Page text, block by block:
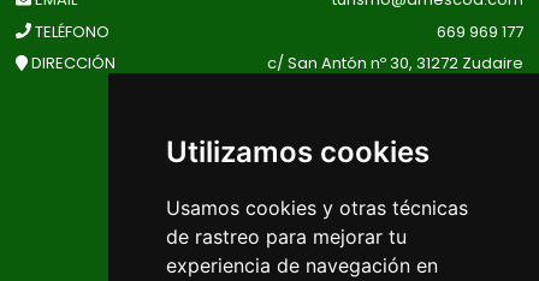
Utilizamos cookies
Usamos cookies y otras técnicas
de rastreo para mejorar tu
experiencia de navegación en
TELÉFONO
669 969 177
DIRECCIÓN
c/ San Antón nº 30, 31272 Zudaire
EL TIEMPO EN EL VALLE